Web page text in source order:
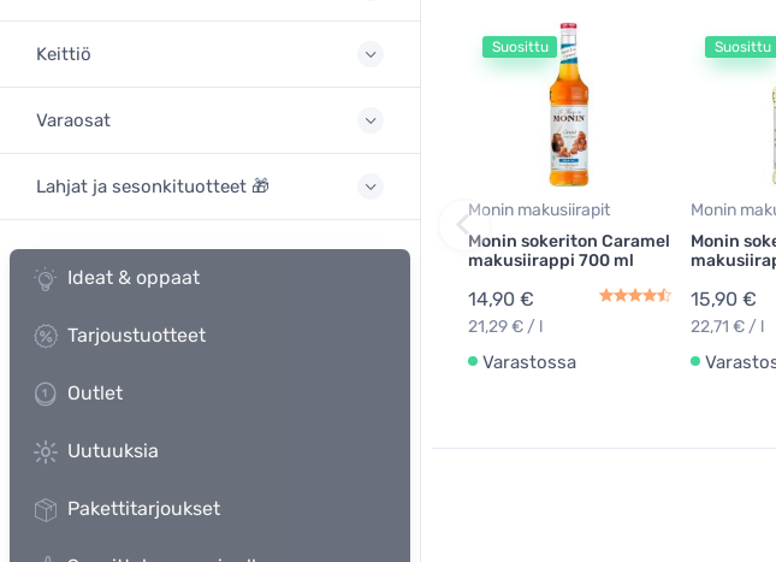
Keittiö
Varaosat
Lahjat ja sesonkituotteet 🎁
Ideat & oppaat
Tarjoustuotteet
Outlet
Uutuuksia
Pakettitarjoukset
Suosittu
Monin makusiirapit
Monin sokeriton Caramel
makusiirappi 700 ml
14,90 €
21,29 € / l
Varastossa
Suosittu
Monin
Monin
15,90 €
22,71 € / l